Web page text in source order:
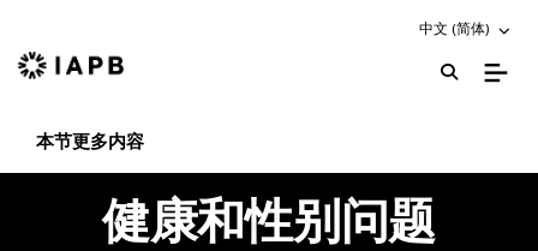
Choose an
中文 (简体)
IAPB 主页
本节更多内容
健康和性别问题